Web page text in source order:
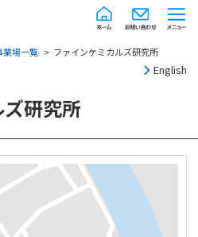
業場一覧 ファインケミカルズ研究所
English
研究所